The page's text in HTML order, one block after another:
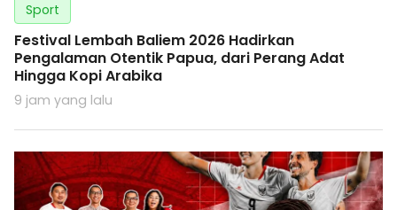
Sport
Festival Lembah Baliem 2026 Hadirkan
Pengalaman Otentik Papua, dari Perang Adat
Hingga Kopi Arabika
9 jam yang lalu